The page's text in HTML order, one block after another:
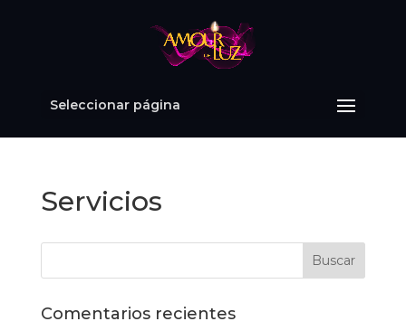
Seleccionar página
Servicios
Comentarios recientes